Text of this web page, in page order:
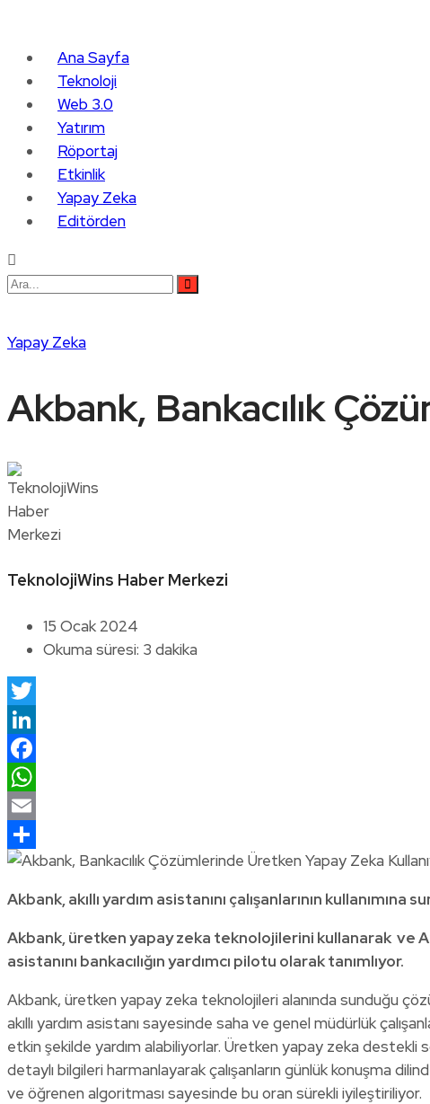
Ana Sayfa
Teknoloji
Web 3.0
Yatırım
Röportaj
Etkinlik
Yapay Zeka
Editörden
Yapay Zeka
Akbank, Bankacılık
TeknolojiWins Haber Merkezi
15 Ocak 2024
Okuma süresi: 3 dakika
Twitter
LinkedIn
Facebook
WhatsApp
Email
Share
Akbank, akıllı yardım asistanını çalışanlarının kullanımına
Akbank, üretken yapay zeka teknolojilerini kullanarak ve
asistanını bankacılığın yardımcı pilotu olarak tanımlıyor.
Akbank, üretken yapay zeka teknolojileri alanında sunduğu
akıllı yardım asistanı sayesinde saha ve genel müdürlük
etkin şekilde yardım alabiliyorlar. Üretken yapay zeka
detaylı bilgileri harmanlayarak çalışanların günlük konuşma
ve öğrenen algoritması sayesinde bu oran sürekli iyileştiriliyor.